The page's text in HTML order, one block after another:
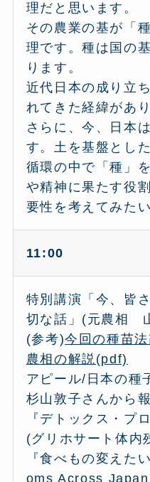
理だと思います。
その農業の基が「
理です。種は国の
ります。
近代日本の成り立
れてきた経緯があり
さらに、今、日本
す。土を基盤とし
循環の中で「種」
や精神に果たす役
要性を考えてみた
11:00
特別講演「今、皆
切な話」(元農相
(参考)今回の種苗
農相の解説(pdf)
アピール/日本の
杉山敦子さんから
『デトックス・プ
(グリホサート体内
『食べもの変えた
oms Across Japan